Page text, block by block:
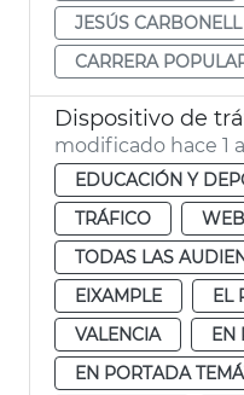
JESÚS CARBONELL
CARRERA
modificado hace 1
EDUCACIÓN Y
TRÁFICO
TODAS LAS
EIXAMPLE
EL
VALENCIA
EN
EN PORTADA